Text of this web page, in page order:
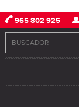
965 802 925